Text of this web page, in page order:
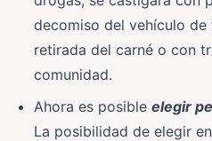
decomiso del vehículo de
retirada del carné o con
comunidad.
Ahora es posible elegir
La posibilidad de elegir